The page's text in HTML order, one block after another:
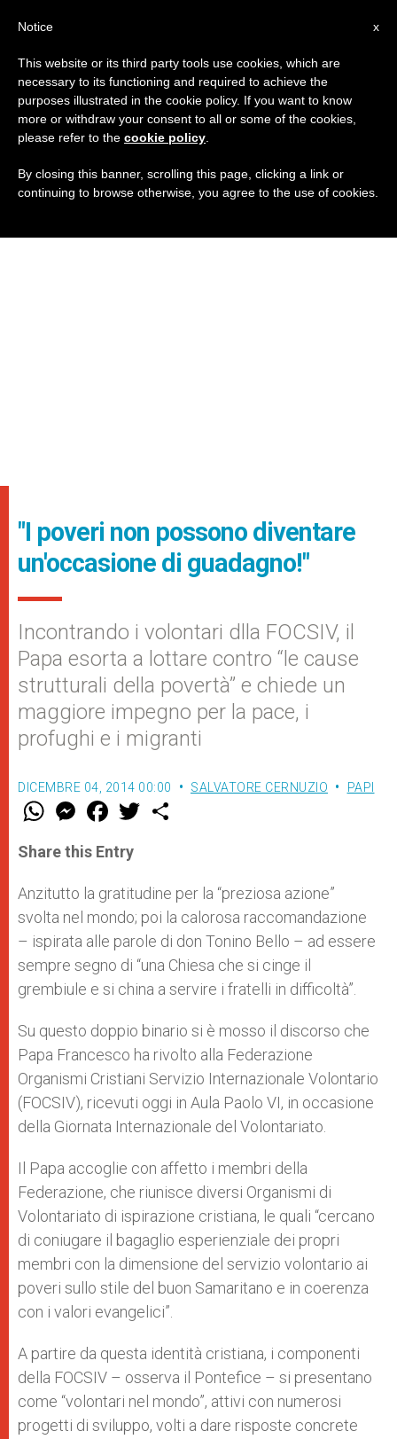
"I poveri non possono diventare
un'occasione di guadagno!"
Incontrando i volontari dlla FOCSIV, il
Papa esorta a lottare contro “le cause
strutturali della povertà” e chiede un
maggiore impegno per la pace, i
profughi e i migranti
DICEMBRE 04, 2014 00:00 SALVATORE CERNUZIO PAPI
W
t
s
p
p
M
e
s
e
g
e
F
a
e
b
o
k
w
r
Share this Entry
Anzitutto la gratitudine per la “preziosa azione”
svolta nel mondo; poi la calorosa raccomandazione
– ispirata alle parole di don Tonino Bello – ad essere
sempre segno di “una Chiesa che si cinge il
grembiule e si china a servire i fratelli in difficoltà”.
Su questo doppio binario si è mosso il discorso che
Papa Francesco ha rivolto alla Federazione
Organismi Cristiani Servizio Internazionale Volontario
(FOCSIV), ricevuti oggi in Aula Paolo VI, in occasione
della Giornata Internazionale del Volontariato.
Il Papa accoglie con affetto i membri della
Federazione, che riunisce diversi Organismi di
Volontariato di ispirazione cristiana, le quali “cercano
di coniugare il bagaglio esperienziale dei propri
membri con la dimensione del servizio volontario ai
poveri sullo stile del buon Samaritano e in coerenza
con i valori evangelici”.
A partire da questa identità cristiana, i componenti
della FOCSIV – osserva il Pontefice – si presentano
come “volontari nel mondo”, attivi con numerosi
progetti di sviluppo, volti a dare risposte concrete
x
Notice
This website or its third party tools use cookies, which are
necessary to its functioning and required to achieve the
purposes illustrated in the cookie policy. If you want to know
more or withdraw your consent to all or some of the cookies,
please refer to the cookie policy
By closing this banner, scrolling this page, clicking a link or
continuing to browse otherwise, you agree to the use of cookies.